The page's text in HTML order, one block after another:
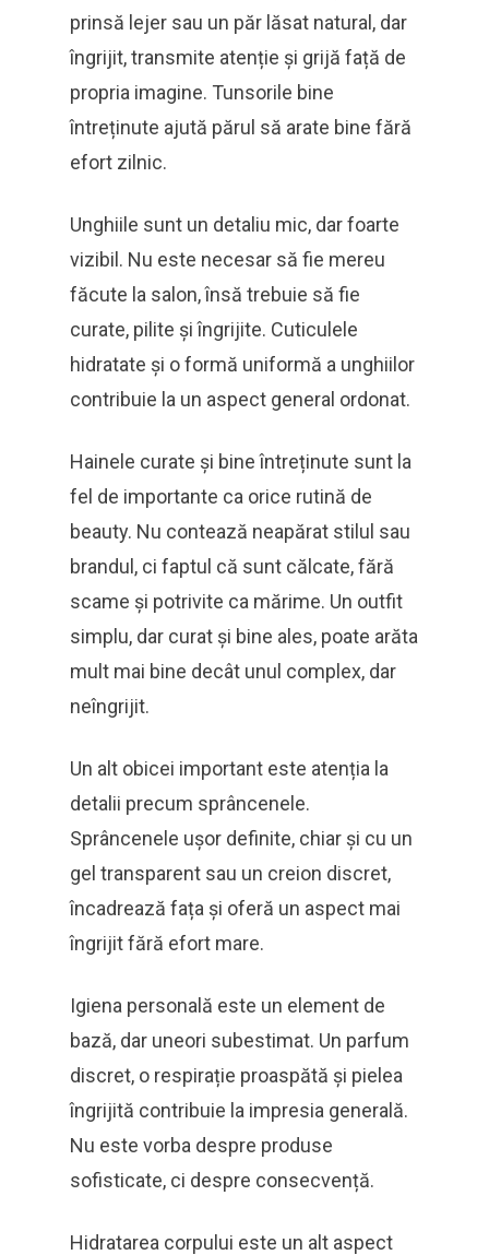
prinsă lejer sau un păr lăsat natural, dar
îngrijit, transmite atenție și grijă față de
propria imagine. Tunsorile bine
întreținute ajută părul să arate bine fără
efort zilnic.
Unghiile sunt un detaliu mic, dar foarte
vizibil. Nu este necesar să fie mereu
făcute la salon, însă trebuie să fie
curate, pilite și îngrijite. Cuticulele
hidratate și o formă uniformă a unghiilor
contribuie la un aspect general ordonat.
Hainele curate și bine întreținute sunt la
fel de importante ca orice rutină de
beauty. Nu contează neapărat stilul sau
brandul, ci faptul că sunt călcate, fără
scame și potrivite ca mărime. Un outfit
simplu, dar curat și bine ales, poate arăta
mult mai bine decât unul complex, dar
neîngrijit.
Un alt obicei important este atenția la
detalii precum sprâncenele.
Sprâncenele ușor definite, chiar și cu un
gel transparent sau un creion discret,
încadrează fața și oferă un aspect mai
îngrijit fără efort mare.
Igiena personală este un element de
bază, dar uneori subestimat. Un parfum
discret, o respirație proaspătă și pielea
îngrijită contribuie la impresia generală.
Nu este vorba despre produse
sofisticate, ci despre consecvență.
Hidratarea corpului este un alt aspect